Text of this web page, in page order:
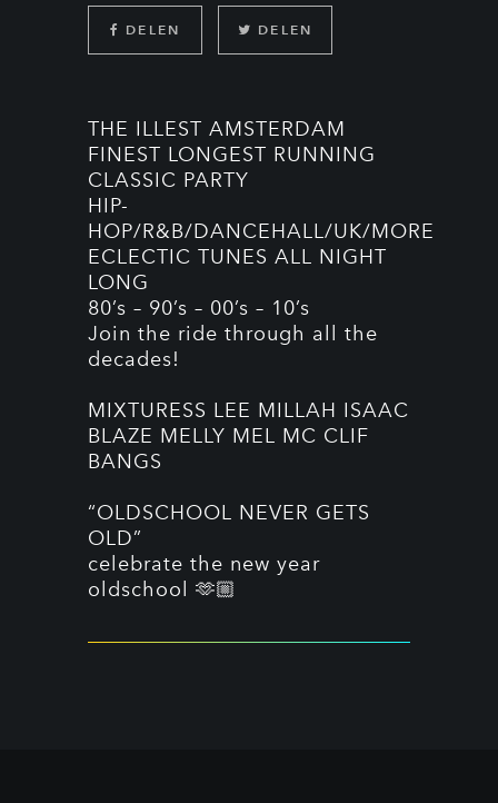
DELEN DELEN
THE ILLEST AMSTERDAM
FINEST LONGEST RUNNING
CLASSIC PARTY
HIP-
HOP/R&B/DANCEHALL/UK/MORE
ECLECTIC TUNES ALL NIGHT
LONG
80’s – 90’s – 00’s – 10’s
Join the ride through all the
decades!
MIXTURESS LEE MILLAH ISAAC
BLAZE MELLY MEL MC CLIF
BANGS
“OLDSCHOOL NEVER GETS
OLD”
celebrate the new year
oldschool 🫶🏼